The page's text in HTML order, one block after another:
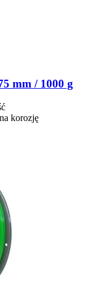
mm / 1000 g
korozję